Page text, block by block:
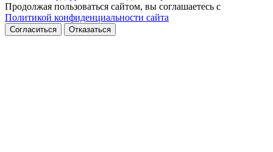
Продолжая пользоваться сайтом, вы соглашаетесь с
Политикой конфиденциальности сайта
Согласиться Отказаться